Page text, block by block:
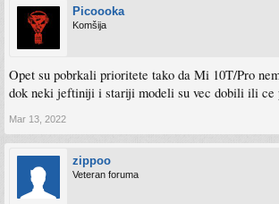
Picoooka
Komšija
Opet su pobrkali prioritete tako da Mi 10T/Pro
dok neki jeftiniji i stariji modeli su vec dobili ili ce
Mar 13, 2022
zippoo
Veteran foruma